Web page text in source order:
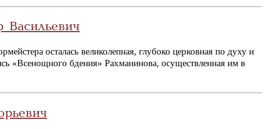
Васильевич
осталась великолепная, глубоко церковная по духу и
«Всенощного бдения» Рахманинова, осуществленная им в